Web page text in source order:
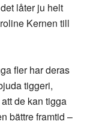
låter ju helt
Kernen till
fler har deras
tiggeri,
de kan tigga
bättre framtid –